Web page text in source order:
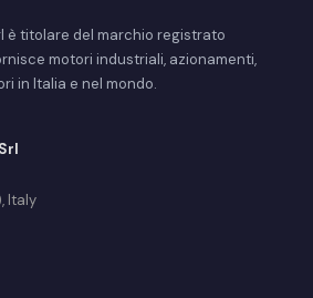
è titolare del marchio registrato
motori industriali, azionamenti,
in Italia e nel mondo.
Italy